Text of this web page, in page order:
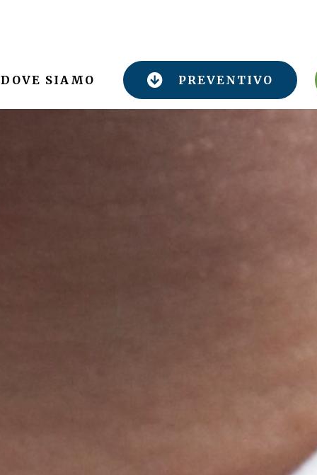
DOVE SIAMO PREVENTIVO